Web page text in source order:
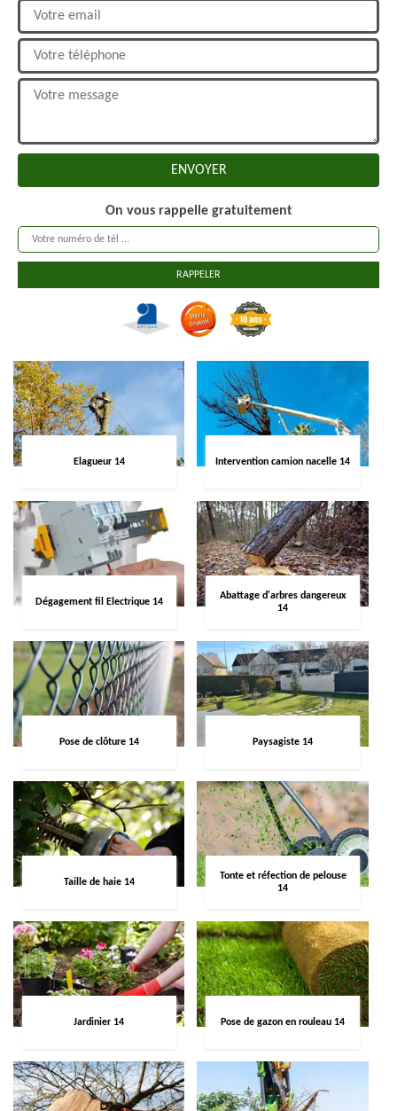
On vous rappelle gratuitement
Elagueur 14 Intervention camion nacelle 14
Dégagement fil Electrique 14
Abattage d'arbres dangereux
14
Pose de clôture 14 Paysagiste 14
Taille de haie 14
Tonte et réfection de pelouse
14
Jardinier 14 Pose de gazon en rouleau 14